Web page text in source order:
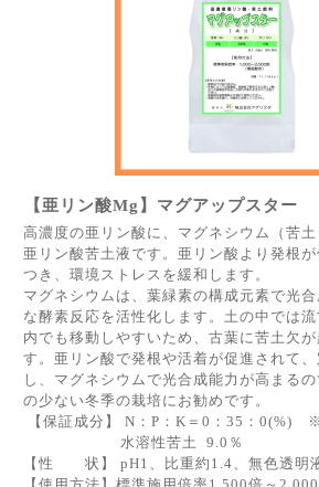
【亜リン酸Mg】マグアップスター
高濃度の亜リン酸に、マグネシウム（苦
亜リン酸苦土液です。亜リン酸より発根
つき、環境ストレスを緩和します。
マグネシウムは、葉緑素の構成元素で光
な酵素反応を活性化します。土の中では
内でも移動しやすいため、古葉に苦土欠
す。亜リン酸で発根や活着が促進されて
し、マグネシウムで光合成能力が高まる
の少ない冬季の栽培にお勧めです。
【保証成分】 N：P：K＝0：35：0(%)
水溶性苦土 9.0％
【性 状】 pH1、比重約1.4、無色透明